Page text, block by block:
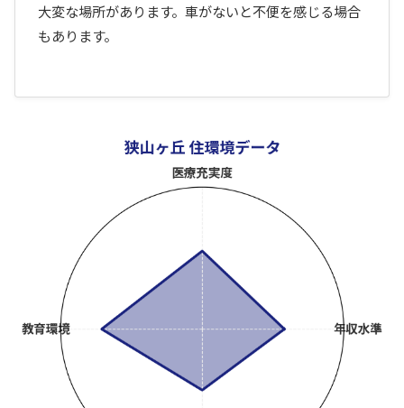
大変な場所があります。車がないと不便を感じる場合
もあります。